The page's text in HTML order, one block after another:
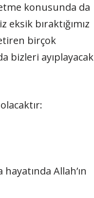
konusunda da
bıraktığımız
birçok
bizleri ayıplayacak
Allah’ın